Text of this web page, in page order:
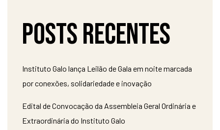
Posts recentes
Instituto Galo lança Leilão de Gala em noite marcada
por conexões, solidariedade e inovação
Edital de Convocação da Assembleia Geral Ordinária e
Extraordinária do Instituto Galo